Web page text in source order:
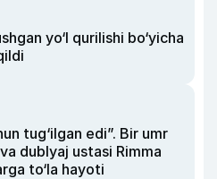
yo‘l qurilishi bo‘yicha
tug‘ilgan edi”. Bir umr
dublyaj ustasi Rimma
to‘la hayoti